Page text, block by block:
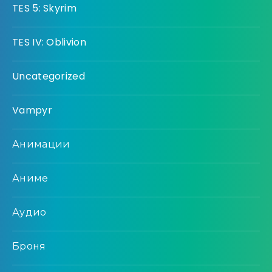
TES 5: Skyrim
TES IV: Oblivion
Uncategorized
Vampyr
Анимации
Аниме
Аудио
Броня